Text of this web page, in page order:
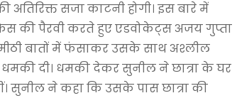
सजा काटनी होगी। इस बारे में
की पैरवी करते हुए एडवोकेट्स अजय गुप्ता
मीठी बातों में फंसाकर उसके साथ अश्लील
दी। धमकी देकर सुनील ने छात्रा के घर
सुनील ने कहा कि उसके पास छात्रा की